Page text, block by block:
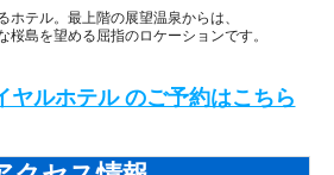
ホテル。最上階の展望温泉からは、
桜島を望める屈指のロケーションです。
ヤルホテル のご予約はこちら